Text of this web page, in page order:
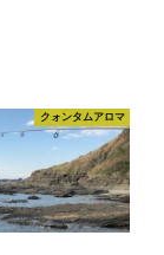
クォンタムアロマ